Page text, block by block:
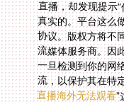
流，以保护其在特
直播海外无法观看”